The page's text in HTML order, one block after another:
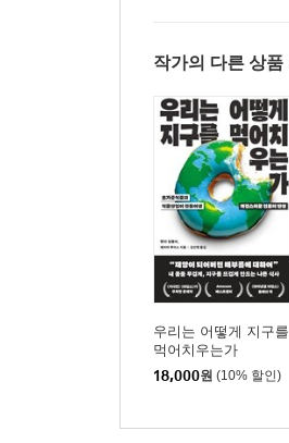
작가의 다른 상품
우리는 어떻게 지구를
먹어치우는가
18,000원 (10% 할인)